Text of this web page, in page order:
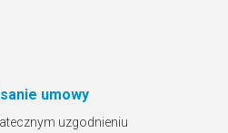
umowy
uzgodnieniu